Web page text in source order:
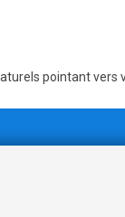
pointant vers